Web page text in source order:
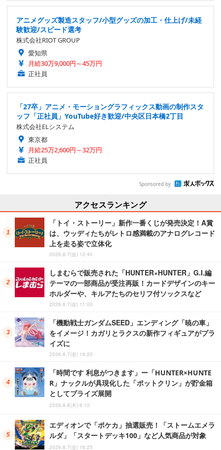
アニメグッズ製造スタッフ/小型グッズの加工・仕上げ/未経
験歓迎/スピード選考
株式会社RIOT GROUP
愛知県
月給30万9,000円～45万円
正社員
「27卒」アニメ・モーショングラフィックス動画の制作スタ
ッフ「正社員」YouTube好き歓迎/中央区日本橋2丁目
株式会社ELシステム
東京都
月給25万2,600円～32万円
正社員
Sponsored by
アクセスランキング
「トイ・ストーリー」新作一番くじが発売決定！A賞
は、ウッディたちがレトロ感満載のアナログレコード
上を走る姿で立体化
2026.8.7(金) 12:40
しまむらで販売された「HUNTER×HUNTER」G.I.編
テーマの一部商品が受注再販！カードデザインのキー
ホルダーや、キルアたちのセリフ付ソックスなど
2026.8.7(金) 11:00
「機動戦士ガンダムSEED」エンディング「暁の車」
をイメージ！カガリとラクスの新作フィギュアがプラ
イズに
2026.8.7(金) 16:20
「時間です 利息がつきます」ー「HUNTER×HUNTE
R」ナックルが具現化した「ポットクリン」が貯金箱
としてプライズ展開
2026.8.6(木) 6:10
エディオンで「ポケカ」抽選販売！「ストームエメラ
ルダ」「スタートデッキ100」など人気商品が対象
2026.8.7(金) 16:25